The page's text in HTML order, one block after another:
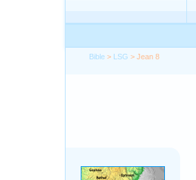
Bible > LSG > Jean 8